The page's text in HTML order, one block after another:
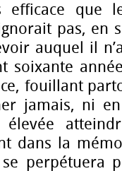
efficace que
pas, en
auquel il
soixante
fouillant
jamais, ni
élevée
dans la
perpétuera